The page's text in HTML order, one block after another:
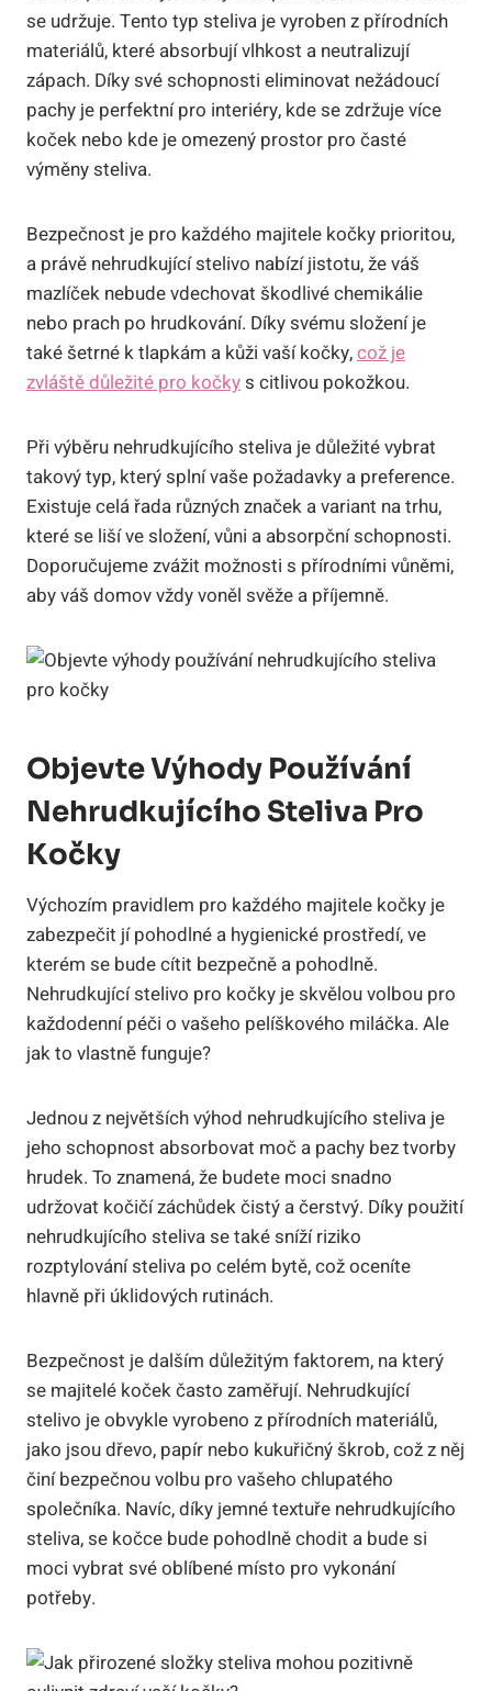
se udržuje. Tento typ steliva je vyroben z přírodních
materiálů, které absorbují vlhkost a neutralizují
zápach. Díky své schopnosti eliminovat nežádoucí
pachy je perfektní pro interiéry, kde se zdržuje více
koček nebo kde je omezený prostor pro časté
výměny steliva.
Bezpečnost je pro každého majitele kočky prioritou,
a právě nehrudkující stelivo nabízí jistotu, že váš
mazlíček nebude vdechovat škodlivé chemikálie
nebo prach po hrudkování. Díky svému složení je
také šetrné k tlapkám a kůži vaší kočky,což je
zvláště důležité pro kočkys citlivou pokožkou.
Při výběru nehrudkujícího steliva je důležité vybrat
takový typ, který splní vaše požadavky a preference.
Existuje celá řada různých značek a variant na trhu,
které se liší ve složení, vůni a absorpční schopnosti.
Doporučujeme zvážit možnosti s přírodními vůněmi,
aby váš domov vždy voněl svěže a příjemně.
Objevte Výhody Používání
Nehrudkujícího Steliva Pro
Kočky
Výchozím pravidlem pro každého majitele kočky je
zabezpečit jí pohodlné a hygienické prostředí, ve
kterém se bude cítit bezpečně a pohodlně.
Nehrudkující stelivo pro kočky je skvělou volbou pro
každodenní péči o vašeho pelíškového miláčka. Ale
jak to vlastně funguje?
Jednou z největších výhod nehrudkujícího steliva je
jeho schopnost absorbovat moč a pachy bez tvorby
hrudek. To znamená, že budete moci snadno
udržovat kočičí záchůdek čistý a čerstvý. Díky použití
nehrudkujícího steliva se také sníží riziko
rozptylování steliva po celém bytě, což oceníte
hlavně při úklidových rutinách.
Bezpečnost je dalším důležitým faktorem, na který
se majitelé koček často zaměřují. Nehrudkující
stelivo je obvykle vyrobeno z přírodních materiálů,
jako jsou dřevo, papír nebo kukuřičný škrob, což z něj
činí bezpečnou volbu pro vašeho chlupatého
společníka. Navíc, díky jemné textuře nehrudkujícího
steliva, se kočce bude pohodlně chodit a bude si
moci vybrat své oblíbené místo pro vykonání
potřeby.